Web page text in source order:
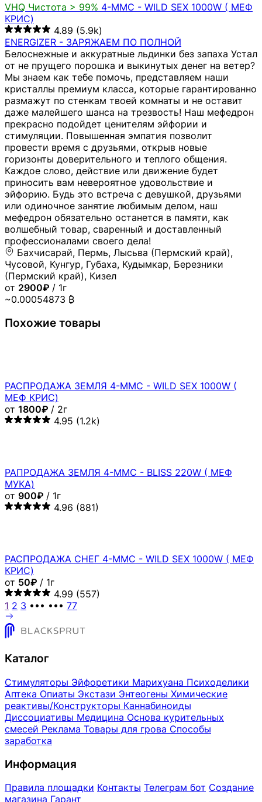
VHQ Чистота > 99% 4-MMC - WILD SEX 1000W ( МЕФ
КРИС)
4.89 (5.9k)
ENERGIZER - ЗАРЯЖАЕМ ПО ПОЛНОЙ
Белоснежные и аккуратные льдинки без запаха Устал
от не прущего порошка и выкинутых денег на ветер?
Мы знаем как тебе помочь, представляем наши
кристаллы премиум класса, которые гарантированно
размажут по стенкам твоей комнаты и не оставит
даже малейшего шанса на трезвость! Наш мефедрон
прекрасно подойдет ценителям эйфории и
стимуляции. Повышенная эмпатия позволит
провести время с друзьями, открыв новые
горизонты доверительного и теплого общения.
Каждое слово, действие или движение будет
приносить вам невероятное удовольствие и
эйфорию. Будь это встреча с девушкой, друзьями
или одиночное занятие любимым делом, наш
мефедрон обязательно останется в памяти, как
волшебный товар, сваренный и доставленный
профессионалами своего дела!
Бахчисарай, Пермь, Лысьва (Пермский край),
Чусовой, Кунгур, Губаха, Кудымкар, Березники
(Пермский край), Кизел
от 2900₽ / 1г
~0.00054873 ₿
Похожие товары
РАСПРОДАЖА ЗЕМЛЯ 4-MMC - WILD SEX 1000W (
МЕФ КРИС)
от 1800₽ / 2г
4.95 (1.2k)
РАПРОДАЖА ЗЕМЛЯ 4-MMC - BLISS 220W ( МЕФ
МУКА)
от 900₽ / 1г
4.96 (881)
РАСПРОДАЖА СНЕГ 4-MMC - WILD SEX 1000W ( МЕФ
КРИС)
от 50₽ / 1г
4.99 (557)
1 2 3 ••• ••• 77
Каталог
Стимуляторы Эйфоретики Марихуана Психоделики
Аптека Опиаты Экстази Энтеогены Химические
реактивы/Конструкторы Каннабиноиды
Диссоциативы Медицина Основа курительных
смесей Реклама Товары для грова Способы
заработка
Информация
Правила площадки Контакты Телеграм бот Создание
магазина Гарант